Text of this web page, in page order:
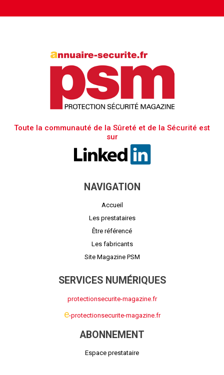
Toute la communauté de la Sûreté et de la Sécurité est
sur
NAVIGATION
Accueil
Les prestataires
Être référencé
Les fabricants
Site Magazine PSM
SERVICES NUMÉRIQUES
protectionsecurite-magazine.fr
e-protectionsecurite-magazine.fr
ABONNEMENT
Espace prestataire